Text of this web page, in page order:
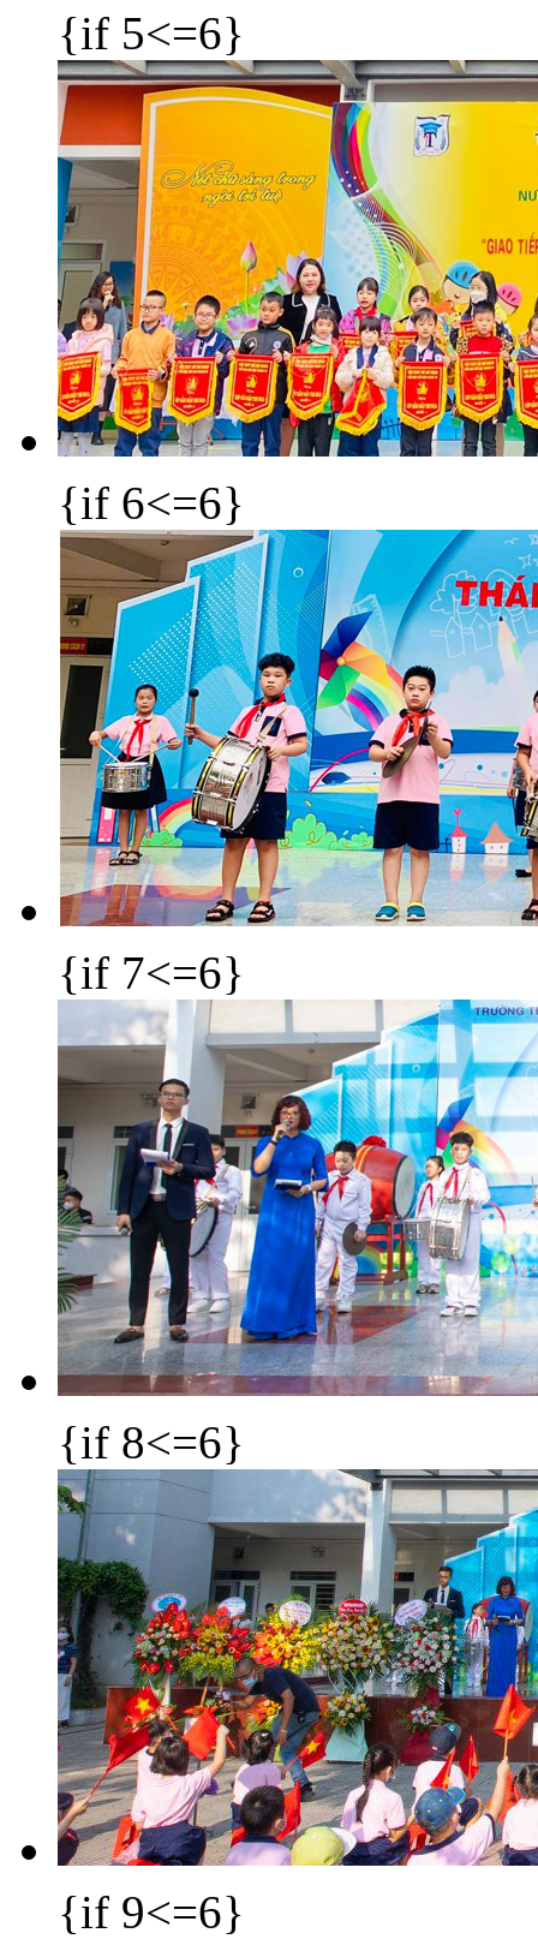
{if 5<=6}
{if 6<=6}
{if 7<=6}
{if 8<=6}
{if 9<=6}